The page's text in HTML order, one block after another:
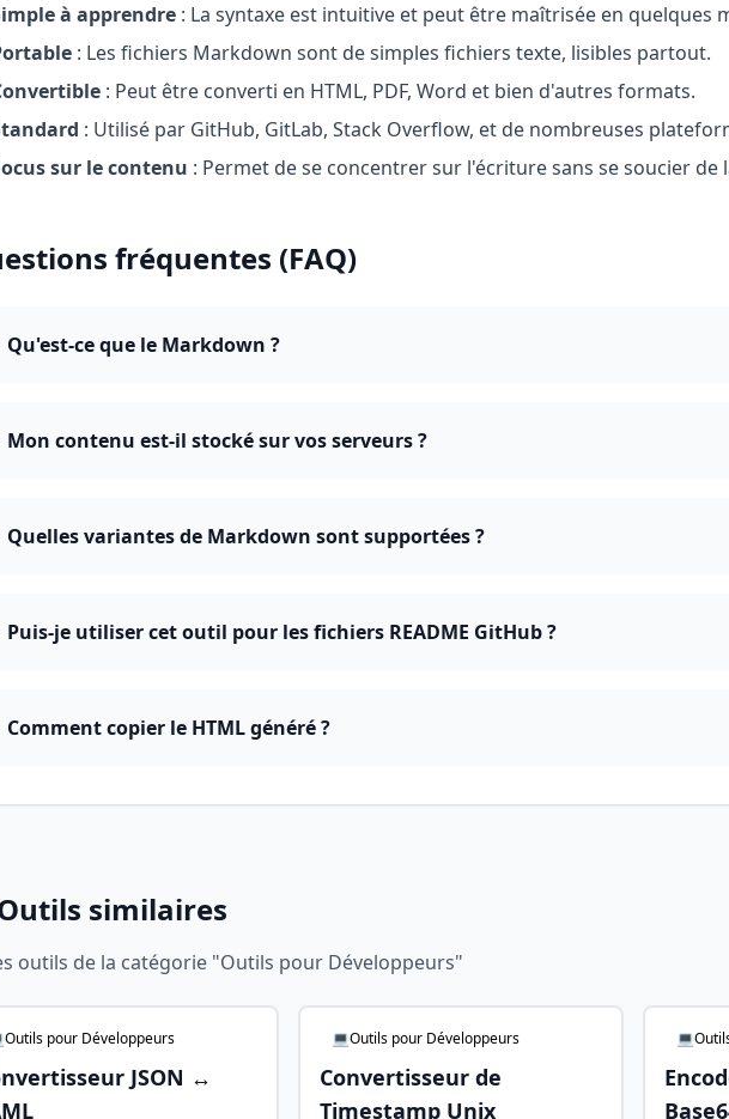
à apprendre : La syntaxe est intuitive et peut être maîtrisée en quelques
: Les fichiers Markdown sont de simples fichiers texte, lisibles partout.
: Peut être converti en HTML, PDF, Word et bien d'autres formats.
: Utilisé par GitHub, GitLab, Stack Overflow, et de nombreuses
sur le contenu : Permet de se concentrer sur l'écriture sans se soucier de
fréquentes (FAQ)
Qu'est-ce que le Markdown ?
Mon contenu est-il stocké sur vos serveurs ?
Quelles variantes de Markdown sont supportées ?
Puis-je utiliser cet outil pour les fichiers README GitHub ?
Comment copier le HTML généré ?
similaires
outils de la catégorie "Outils pour Développeurs"
pour Développeurs
JSON ↔
💻Outils pour Développeurs
Convertisseur de
Timestamp Unix